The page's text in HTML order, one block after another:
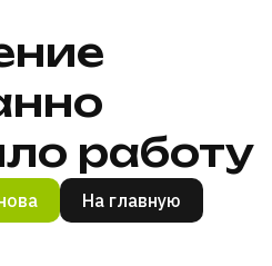
работу
На главную